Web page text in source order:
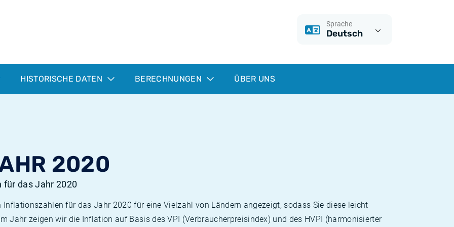
Sprache
Deutsch
HISTORISCHE DATEN BERECHNUNGEN ÜBER UNS
2020
das Jahr 2020
für das Jahr 2020 für eine Vielzahl von Ländern angezeigt, sodass Sie diese leicht
Jahr zeigen wir die Inflation auf Basis des VPI (Verbraucherpreisindex) und des HVPI (harmonisierter